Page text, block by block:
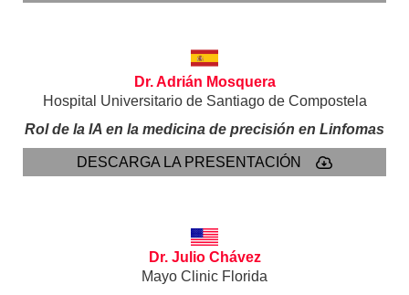
Dr. Adrián Mosquera
Hospital Universitario de Santiago de Compostela
Rol de la IA en la medicina de precisión en Linfomas
DESCARGA LA PRESENTACIÓN
Dr. Julio Chávez
Mayo Clinic Florida